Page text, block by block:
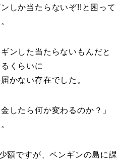
しか当たらないぞ!!と困って
ンした当たらないもんだと
くらいに
かない存在でした。
したら何か変わるのか？」
額ですが、ペンギンの島に課